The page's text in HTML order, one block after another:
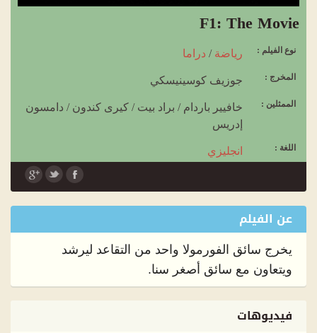
F1: The Movie
نوع الفيلم : رياضة / دراما
المخرج : جوزيف كوسينيسكي
الممثلين : خافيير باردام / براد بيت / كيرى كندون / دامسون
إدريس
اللغة : انجليزي
عن الفيلم
يخرج سائق الفورمولا واحد من التقاعد ليرشد
ويتعاون مع سائق أصغر سنا.
فيديوهات